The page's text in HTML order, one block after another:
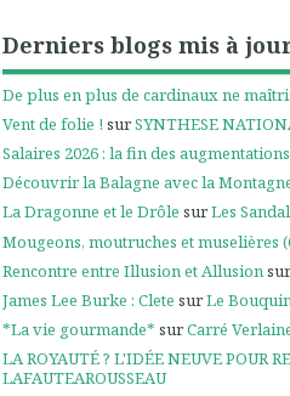
Derniers blogs mis à
De plus en plus de cardinaux ne
Vent de folie ! surSYNTHESE
Salaires 2026 : la fin des
Découvrir la Balagne avec la
La Dragonne et le Drôle surLes
Mougeons, moutruches et muselières
Rencontre entre Illusion et Allusionsur
James Lee Burke : Clete surLe
*La vie gourmande* surCarré
LA ROYAUTÉ ? L'IDÉE NEUVE POUR
LAFAUTEAROUSSEAU